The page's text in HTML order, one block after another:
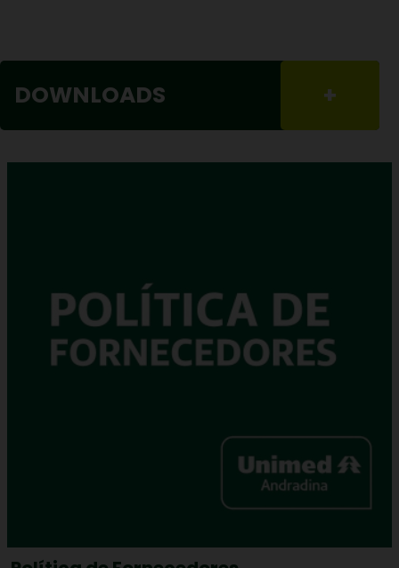
DOWNLOADS +